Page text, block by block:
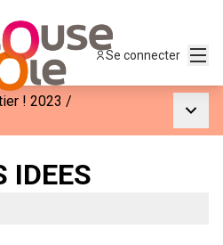
Se connecter
! 2023 /
IDEES